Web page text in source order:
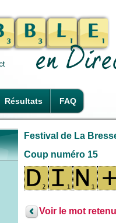
Résultats FAQ
Festival de La
Coup numéro 15
Voir le mot